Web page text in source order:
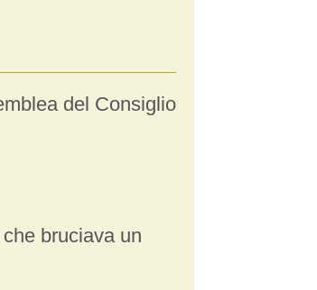
del Consiglio
bruciava un